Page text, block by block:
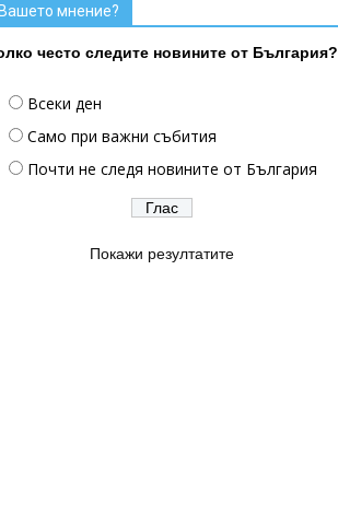
мнение?
често следите новините от България?
Всеки ден
Само при важни събития
Почти не следя новините от България
Покажи резултатите